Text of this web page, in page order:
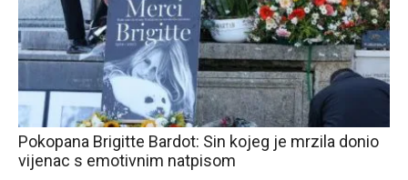
Pokopana Brigitte Bardot: Sin kojeg je mrzila donio
vijenac s emotivnim natpisom